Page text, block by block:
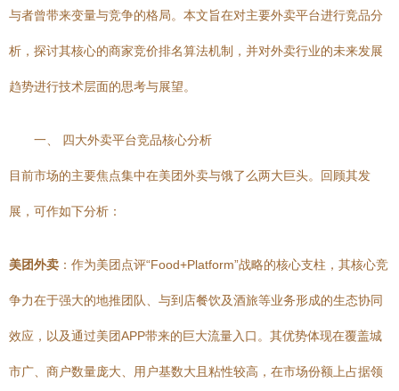
与者曾带来变量与竞争的格局。本文旨在对主要外卖平台进行竞品分
析，探讨其核心的商家竞价排名算法机制，并对外卖行业的未来发展
趋势进行技术层面的思考与展望。
一、 四大外卖平台竞品核心分析
目前市场的主要焦点集中在美团外卖与饿了么两大巨头。回顾其发
展，可作如下分析：
美团外卖 ：作为美团点评“Food+Platform”战略的核心支柱，其核心竞
争力在于强大的地推团队、与到店餐饮及酒旅等业务形成的生态协同
效应，以及通过美团APP带来的巨大流量入口。其优势体现在覆盖城
市广、商户数量庞大、用户基数大且粘性较高，在市场份额上占据领